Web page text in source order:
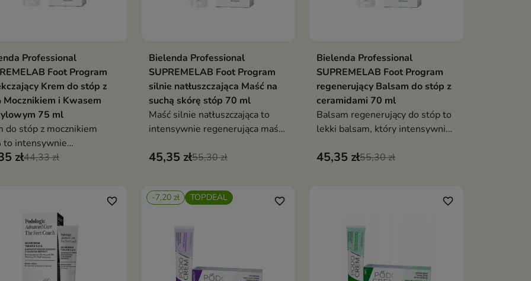
Dodaj do koszyka
Professional
Foot Program
Krem do stóp z
Mocznikiem i Kwasem
75 ml
do stóp z mocznikiem
to intensywnie
krem, który
zł44,33 zł
Dodaj do koszyka
Bielenda Professional
SUPREMELAB Foot Program
silnie natłuszczająca Maść na
suchą skórę stóp 70 ml
Maść silnie natłuszczająca to
intensywnie regenerująca maść,
odbudowuje bardzo suchą skórę
45,35 zł55,30 zł
Dodaj do koszyka
Bielenda Professional
SUPREMELAB Foot Program
regenerujący Balsam do stóp z
ceramidami 70 ml
Balsam regenerujący do stóp to
lekki balsam, który intensywnie
barierę ochronną skóry
45,35 zł55,30 zł
favorite_border -7,20 zł TOPDEAL favorite_border favorite_border